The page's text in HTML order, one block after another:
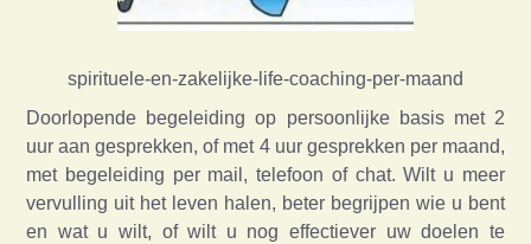
spirituele-en-zakelijke-life-coaching-per-maand
Doorlopende begeleiding op persoonlijke basis met 2
uur aan gesprekken, of met 4 uur gesprekken per maand,
met begeleiding per mail, telefoon of chat. Wilt u meer
vervulling uit het leven halen, beter begrijpen wie u bent
en wat u wilt, of wilt u nog effectiever uw doelen te